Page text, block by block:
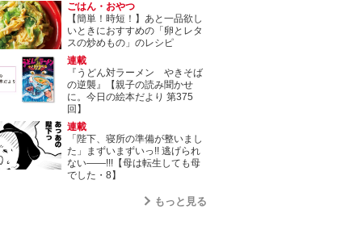
ごはん・おやつ
【簡単！時短！】あと一品欲し
いときにおすすめの「卵とレタ
スの炒めもの」のレシピ
連載
『うどん対ラーメン やきそば
の逆襲』【親子の読み聞かせ
に。今日の絵本だより 第375
回】
連載
「陛下、寝所の準備が整いまし
た」まずいまずいっ!! 逃げられ
ない――!!!【母は転生しても母
でした・8】
もっと見る